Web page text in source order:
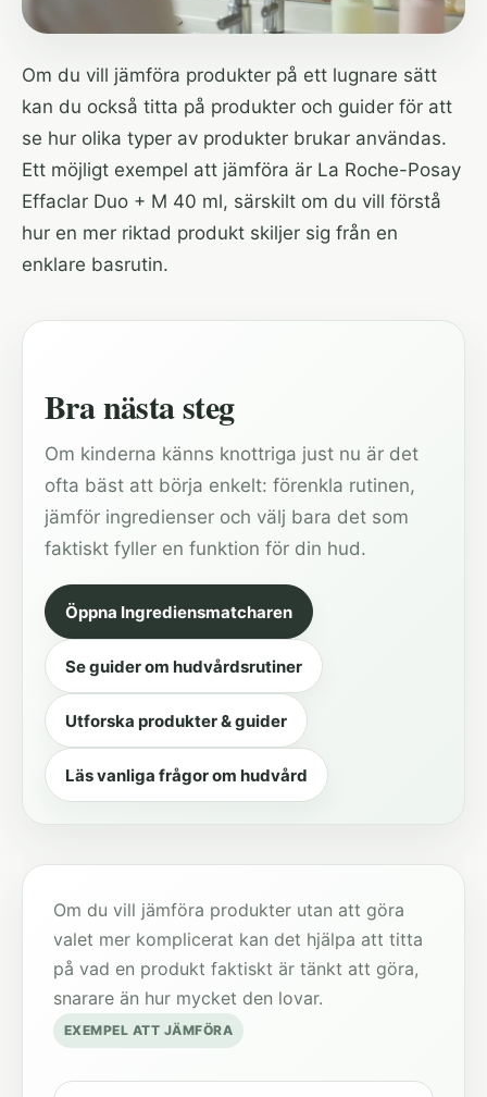
Om du vill jämföra produkter på ett lugnare sätt
kan du också titta på produkter och guider för att
se hur olika typer av produkter brukar användas.
Ett möjligt exempel att jämföra är La Roche-Posay
Effaclar Duo + M 40 ml, särskilt om du vill förstå
hur en mer riktad produkt skiljer sig från en
enklare basrutin.
Bra nästa steg
Om kinderna känns knottriga just nu är det
ofta bäst att börja enkelt: förenkla rutinen,
jämför ingredienser och välj bara det som
faktiskt fyller en funktion för din hud.
Öppna Ingrediensmatcharen
Se guider om hudvårdsrutiner
Utforska produkter & guider
Läs vanliga frågor om hudvård
Om du vill jämföra produkter utan att göra
valet mer komplicerat kan det hjälpa att titta
på vad en produkt faktiskt är tänkt att göra,
snarare än hur mycket den lovar.
EXEMPEL ATT JÄMFÖRA